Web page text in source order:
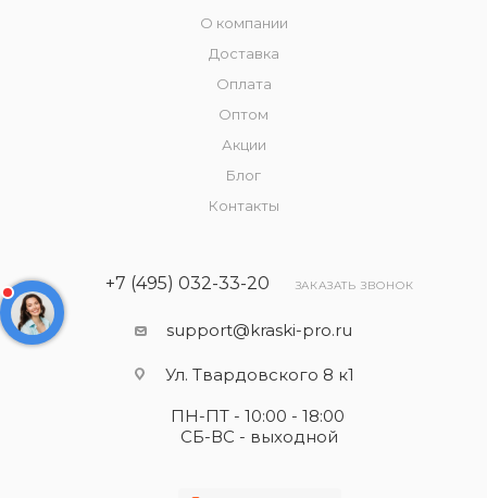
О компании
Доставка
Оплата
Оптом
Акции
Блог
Контакты
+7 (495) 032-33-20 ЗАКАЗАТЬ ЗВОНОК
support@kraski-pro.ru
Ул. Твардовского 8 к1
ПН-ПТ - 10:00 - 18:00
СБ-ВС - выходной